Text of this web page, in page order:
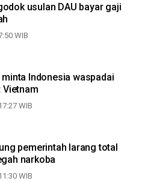
usulan DAU bayar gaji
WIB
Indonesia waspadai
WIB
pemerintah larang total
narkoba
WIB